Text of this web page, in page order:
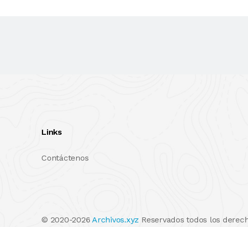
Links
Contáctenos
© 2020-2026Archivos.xyz Reservados todos los